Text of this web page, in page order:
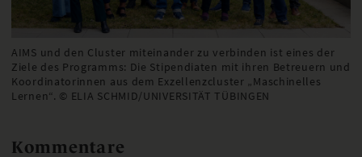
AIMS und den Cluster miteinander zu verbinden ist eines der
Ziele des Programms: Die Stipendiaten mit ihren Betreuern und
Koordinatorinnen aus dem Exzellenzcluster „Maschinelles
Lernen“. © ELIA SCHMID/UNIVERSITÄT TÜBINGEN
Kommentare